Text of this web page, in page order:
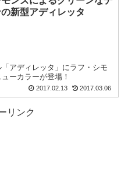
新型アディレッタ
アディレッタ」にラフ・シモ
ーカラーが登場！
2017.02.13 2017.03.06
リンク